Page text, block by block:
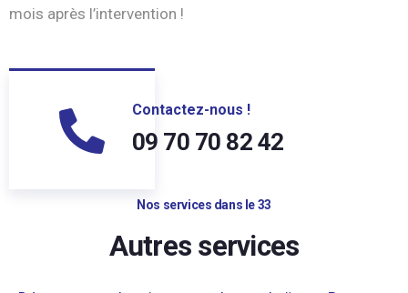
mois après l’intervention !
Contactez-nous !
09 70 70 82 42
Nos services dans le 33
Autres services